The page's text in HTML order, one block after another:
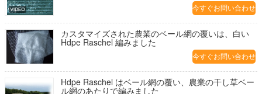
今すぐお問い合わせ
カスタマイズされた農業のベール網の覆いは、白い
Hdpe Raschel 編みました
今すぐお問い合わせ
Hdpe Raschel はベール網の覆い、農業の干し草ベー
ル網のあたりで編みました